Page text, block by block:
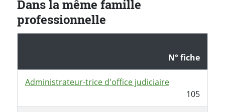
Dans la même famille
professionnelle
N° fiche
Administrateur-trice d'office judiciaire
105